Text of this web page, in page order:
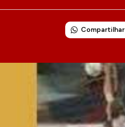
Compartilhar